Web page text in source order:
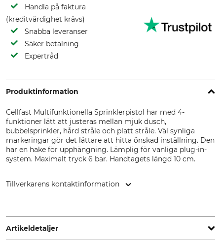
Handla på faktura
(kreditvärdighet krävs)
Snabba leveranser
Säker betalning
Expertråd
Produktinformation
Cellfast Multifunktionella Sprinklerpistol har med 4-
funktioner lätt att justeras mellan mjuk dusch,
bubbelsprinkler, hård stråle och platt stråle. Väl synliga
markeringar gör det lättare att hitta önskad inställning. Den
har en hake för upphängning. Lämplig för vanliga plug-in-
system. Maximalt tryck 6 bar. Handtagets längd 10 cm.
Tillverkarens kontaktinformation
Poland, www.cellfast.de
Artikeldetaljer